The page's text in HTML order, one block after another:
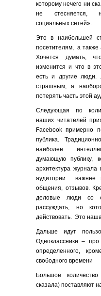
которому нечего ни
не стесняется,
социальных сетей».
Это в наибольшей
посетителям, а
Хочется думать,
изменится и что в
есть и другие люди.
страшным, а
потерять часть этой
Следующая по
наших читателей
Facebook примерно
публика.
наиболее
думающую публику,
архитектура журнала
аудитории важнее
общения, отзывов.
деловые люди со
рассуждать, но
действовать. Это
Дальше идут
Одноклассники – про
определенного,
свободного времени
Большое
сказала) поставляют